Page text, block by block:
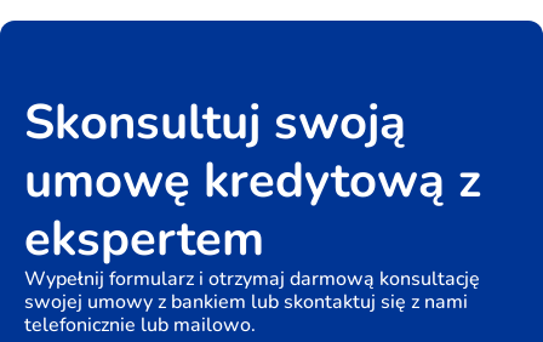
Skonsultuj swoją
umowę kredytową z
ekspertem
Wypełnij formularz i otrzymaj darmową konsultację
swojej umowy z bankiem lub skontaktuj się z nami
telefonicznie lub mailowo.